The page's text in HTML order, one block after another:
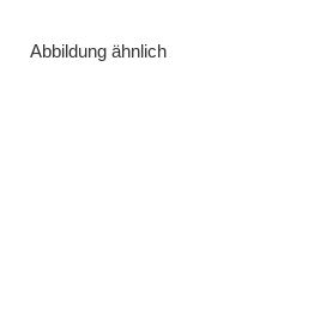
Abbildung ähnlich